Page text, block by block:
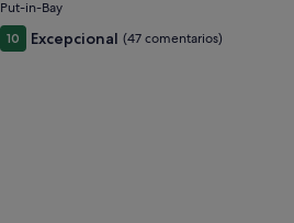
paquetes
Put-in-Bay
10 Excepcional (47 comentarios)